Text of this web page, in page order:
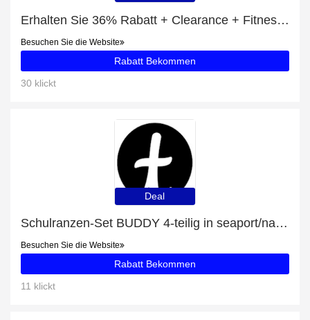
Erhalten Sie 36% Rabatt + Clearance + Fitnesstracker Rabatte
Besuchen Sie die Website
Rabatt Bekommen
30 klickt
Deal
Schulranzen-Set BUDDY 4-teilig in seaport/navy Aktion und 17% Rabatt Ausverkauf
Besuchen Sie die Website
Rabatt Bekommen
11 klickt